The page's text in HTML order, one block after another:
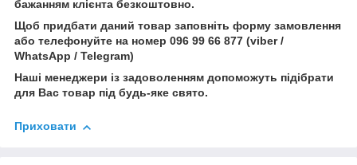
бажанням клієнта безкоштовно.
Щоб придбати даний товар заповніть форму замовлення
або телефонуйте на номер 096 99 66 877 (viber /
WhatsApp / Telegram)
Наші менеджери із задоволенням допоможуть підібрати
для Вас товар під будь-яке свято.
Приховати